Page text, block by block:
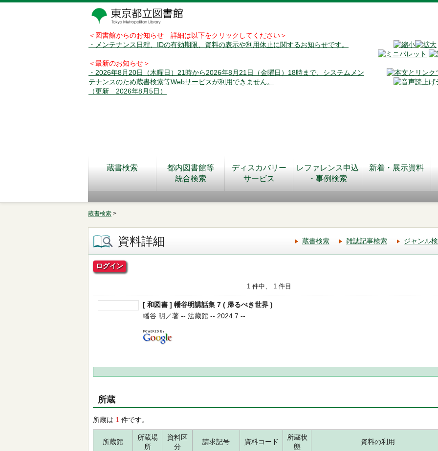
＜図書館からのお知らせ 詳細は以下をクリックしてください＞
・メンテナンス日程、IDの有効期限、資料の表示や利用休止に関するお知らせです。
＜最新のお知らせ＞
・2026年8月20日（木曜日）21時から2026年8月21日（金曜日）18時まで、システムメン
テナンスのため蔵書検索等Webサービスが利用できません。
（更新 2026年8月5日）
蔵書検索
都内図書館等
統合検索
ディスカバリー
サービス
レファレンス申込
・事例検索
新着・展示資料
蔵書検索 >
資料詳細 蔵書検索 雑誌記事検索 ジャンル
ログイン
1 件中、 1 件目
[ 和図書 ] 幡谷明講話集 7 ( 帰るべき世界 )
幡谷 明／著 -- 法藏館 -- 2024.7 --
所蔵
所蔵は 1 件です。
所蔵館
所蔵場
所
資料区
分
請求記号 資料コード
所蔵状
態
資料の利用